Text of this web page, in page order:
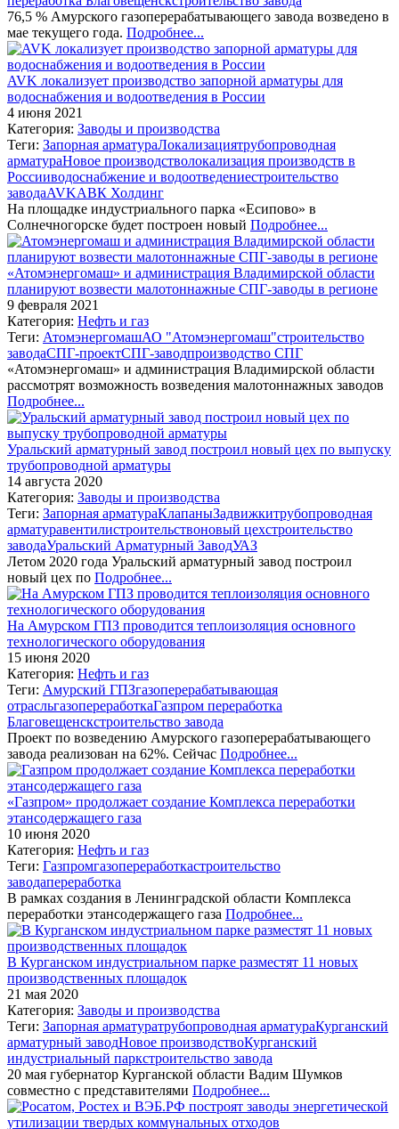
76,5 % Амурского газоперерабатывающего завода возведено в
мае текущего года. Подробнее...
AVK локализует производство запорной арматуры для
водоснабжения и водоотведения в России
4 июня 2021
Категория: Заводы и производства
Теги: Запорная арматураЛокализациятрубопроводная
арматураНовое производстволокализация производств в
Россииводоснабжение и водоотведениестроительство
заводаAVKАВК Холдинг
На площадке индустриального парка «Есипово» в
Солнечногорске будет построен новый Подробнее...
«Атомэнергомаш» и администрация Владимирской области
планируют возвести малотоннажные СПГ-заводы в регионе
9 февраля 2021
Категория: Нефть и газ
Теги: АтомэнергомашАО "Атомэнергомаш"строительство
заводаСПГ-проектСПГ-заводпроизводство СПГ
«Атомэнергомаш» и администрация Владимирской области
рассмотрят возможность возведения малотоннажных заводов
Подробнее...
Уральский арматурный завод построил новый цех по выпуску
трубопроводной арматуры
14 августа 2020
Категория: Заводы и производства
Теги: Запорная арматураКлапаныЗадвижкитрубопроводная
арматуравентилистроительствоновый цехстроительство
заводаУральский Арматурный ЗаводУАЗ
Летом 2020 года Уральский арматурный завод построил
новый цех по Подробнее...
На Амурском ГПЗ проводится теплоизоляция основного
технологического оборудования
15 июня 2020
Категория: Нефть и газ
Теги: Амурский ГПЗгазоперерабатывающая
отрасльгазопереработкаГазпром переработка
Благовещенскстроительство завода
Проект по возведению Амурского газоперерабатывающего
завода реализован на 62%. Сейчас Подробнее...
«Газпром» продолжает создание Комплекса переработки
этансодержащего газа
10 июня 2020
Категория: Нефть и газ
Теги: Газпромгазопереработкастроительство
заводапереработка
В рамках создания в Ленинградской области Комплекса
переработки этансодержащего газа Подробнее...
В Курганском индустриальном парке разместят 11 новых
производственных площадок
21 мая 2020
Категория: Заводы и производства
Теги: Запорная арматуратрубопроводная арматураКурганский
арматурный заводНовое производствоКурганский
индустриальный паркстроительство завода
20 мая губернатор Курганской области Вадим Шумков
совместно с представителями Подробнее...